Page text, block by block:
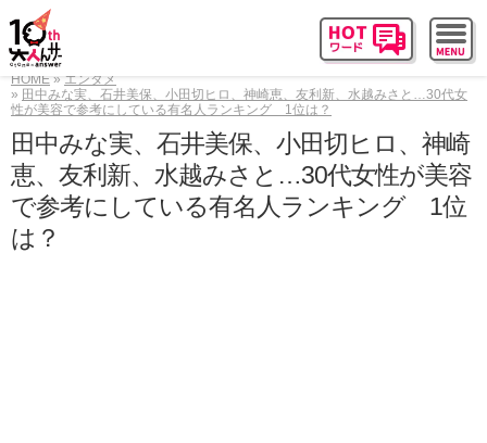
HOME
エンタメ
田中みな実、石井美保、小田切ヒロ、神崎恵、友利新、水越みさと…30代女
性が美容で参考にしている有名人ランキング 1位は？
田中みな実、石井美保、小田切ヒロ、神崎
恵、友利新、水越みさと…30代女性が美容
で参考にしている有名人ランキング 1位
は？